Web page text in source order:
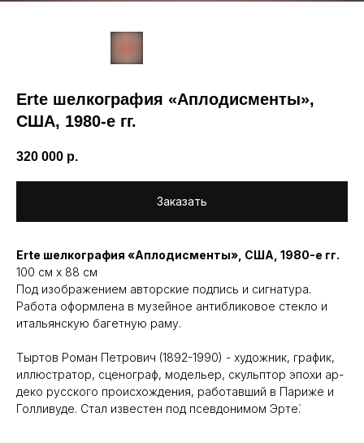
Erte шелкография «Аплодисменты»,
США, 1980-e гг.
320 000 р.
Заказать
Erte шелкография «Аплодисменты», США, 1980-e гг.
100 см х 88 см
Под изображением авторские подпись и сигнатура.
Работа оформлена в музейное антибликовое стекло и
итальянскую багетную раму.
Тыртов Роман Петрович (1892-1990) - художник, график,
иллюстратор, сценограф, модельер, скульптор эпохи ар-
деко русского происхождения, работавший в Париже и
Голливуде. Стал известен под псевдонимом Эрте́.